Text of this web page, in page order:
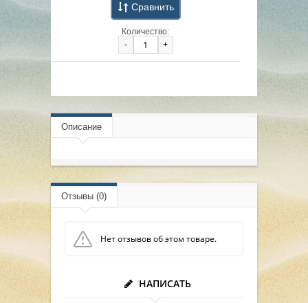
Сравнить
Количество:
-
+
Описание
Отзывы (0)
Нет отзывов об этом товаре.
НАПИСАТЬ